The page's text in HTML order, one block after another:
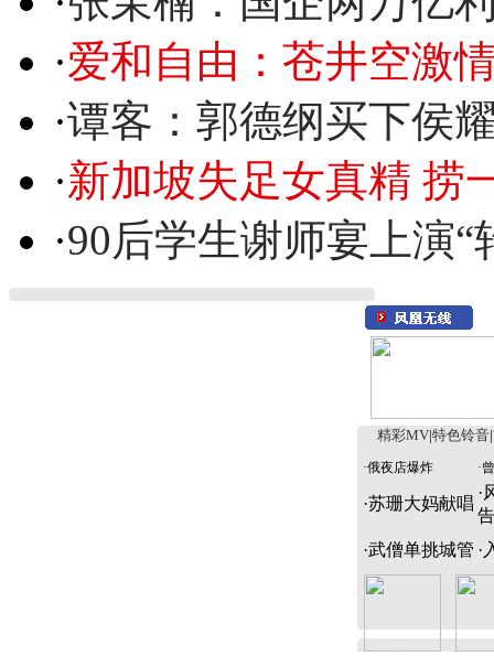
·爱和自由：苍井空激
·谭客：郭德纲买下侯
·新加坡失足女真精 捞
·90后学生谢师宴上演“
精彩MV 特色铃音
·俄夜店爆炸 ·
·苏珊大妈献唱
·
告
·武僧单挑城管 ·